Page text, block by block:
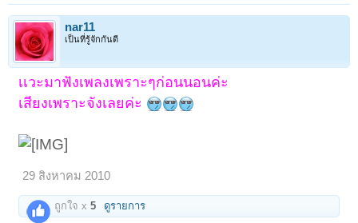
nar11
เป็นที่รู้จักกันดี
เเวะมาฟังเพลงเพราะๆก่อนนอนค่ะ
เสียงเพราะจังเลยค่ะ
29 สิงหาคม 2010
ถูกใจ x5 ดูรายการ